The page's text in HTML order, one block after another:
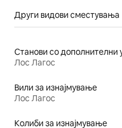
Други видови сместувања
Лос Лагос
Вили за изнајмување
Лос Лагос
Колиби за изнајмување